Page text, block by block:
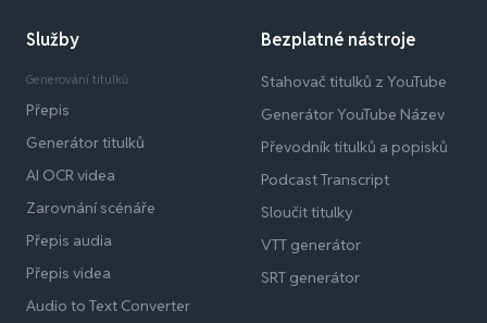
Služby
Generování titulků
Přepis
Generátor titulků
AI OCR videa
Zarovnání scénáře
Přepis audia
Přepis videa
Audio to Text Converter
Bezplatné nástroje
Stahovač titulků z YouTube
Generátor YouTube Název
Převodník titulků a popisků
Podcast Transcript
Sloučit titulky
VTT generátor
SRT generátor